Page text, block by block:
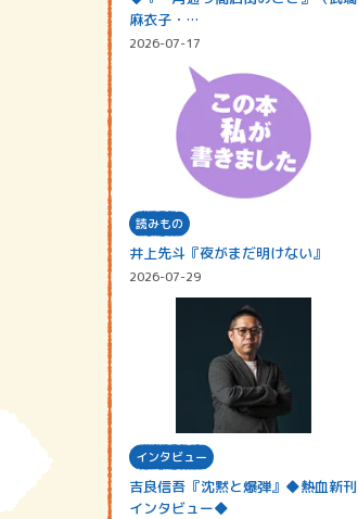
麻衣子・…
2026-07-17
読みもの
井上先斗『夜がまだ明けない』
2026-07-29
インタビュー
吉良信吾『沈黙と爆弾』◆熱血新刊
インタビュー◆